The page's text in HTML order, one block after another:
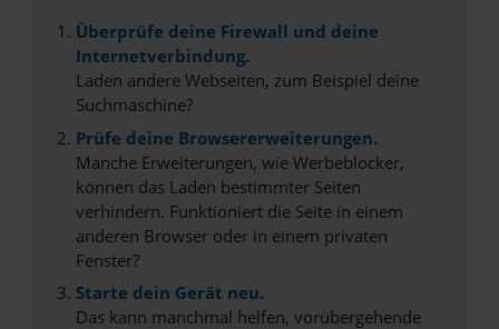
Überprüfe deine Firewall und deine
Internetverbindung.
Laden andere Webseiten, zum Beispiel deine
Suchmaschine?
Prüfe deine Browsererweiterungen.
Manche Erweiterungen, wie Werbeblocker,
können das Laden bestimmter Seiten
verhindern. Funktioniert die Seite in einem
anderen Browser oder in einem privaten
Fenster?
Starte dein Gerät neu.
Das kann manchmal helfen, vorübergehende